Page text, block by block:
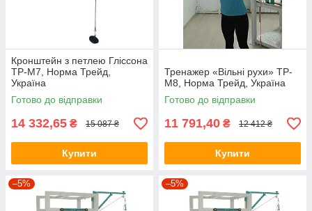
Кронштейн з петлею Гліссона
ТР-М7, Норма Трейд,
Україна
Готово до відправки
14 332,65 ₴ 15 087 ₴
Купити
Тренажер «Вільні рухи» ТР-
М8, Норма Трейд, Україна
Готово до відправки
11 791,40 ₴ 12 412 ₴
Купити
–5% –5%